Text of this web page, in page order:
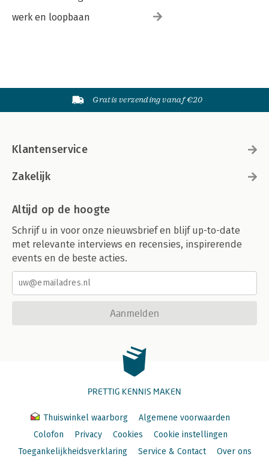
werk en loopbaan
Gratis verzending vanaf €20
Klantenservice
Zakelijk
Altijd op de hoogte
Schrijf u in voor onze nieuwsbrief en blijf up-to-date
met relevante interviews en recensies, inspirerende
events en de beste acties.
Aanmelden
PRETTIG KENNIS MAKEN
Thuiswinkel waarborg
Algemene voorwaarden
Colofon
Privacy Cookies
Cookie instellingen
Toegankelijkheidsverklaring
Service & Contact Over ons